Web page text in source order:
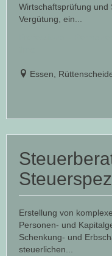
Wirtschaftsprüfung und
Vergütung, ein...
Essen,
Erstellung von
Personen- und
Schenkung- und
steuerlichen...